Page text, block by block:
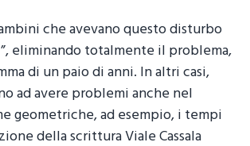
che avevano questo disturbo
eliminando totalmente il problema,
di un paio di anni. In altri casi,
ad avere problemi anche nel
geometriche, ad esempio, i tempi
della scrittura Viale Cassala